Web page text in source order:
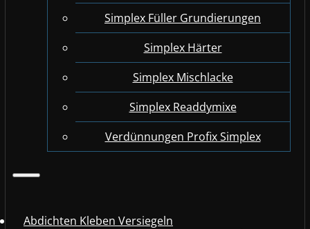
Simplex Füller Grundierungen
Simplex Härter
Simplex Mischlacke
Simplex Readdymixe
Verdünnungen Profix Simplex
Abdichten Kleben Versiegeln